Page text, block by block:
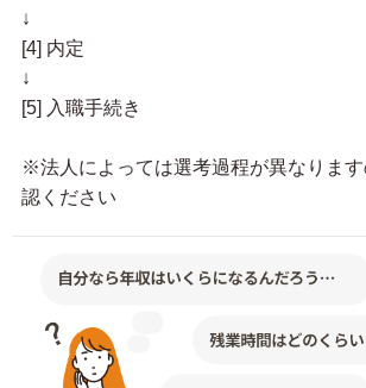
↓
[4] 内定
↓
[5] 入職手続き
※法人によっては選考過程が異なりま
認ください